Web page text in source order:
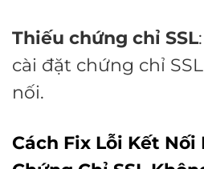
Thiếu chứng chỉ SSL
cài đặt chứng chỉ
nối.
Cách Fix Lỗi Kết Nối